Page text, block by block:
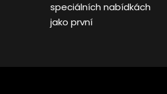
speciálních nabídkách
jako první